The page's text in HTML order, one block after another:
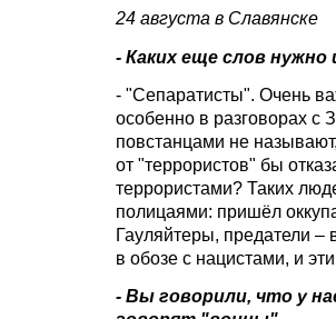
24 августа в Славянске
- Каких еще слов нужно
- "Сепаратисты". Очень
особенно в разговорах с
повстанцами не
от "террористов" бы
террористами? Таких
полицаями: пришёл
Гауляйтеры, предатели –
в обозе с нацистами, и
- Вы говорили, что у